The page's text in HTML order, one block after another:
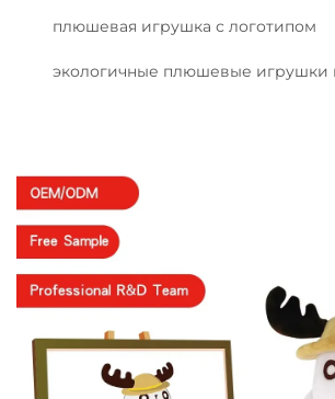
плюшевая игрушка с логотипом
экологичные плюшевые игрушки